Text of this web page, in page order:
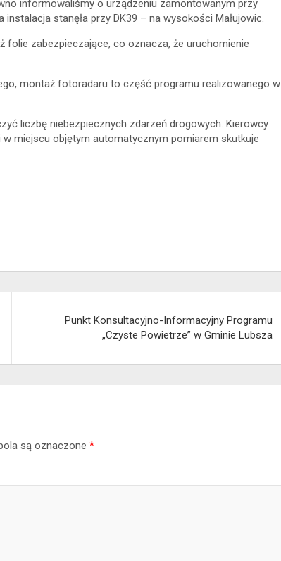
informowaliśmy o urządzeniu zamontowanym przy
stanęła przy DK39 – na wysokości Małujowic.
zabezpieczające, co oznacza, że uruchomienie
montaż fotoradaru to część programu realizowanego w
liczbę niebezpiecznych zdarzeń drogowych. Kierowcy
miejscu objętym automatycznym pomiarem skutkuje
Punkt Konsultacyjno-Informacyjny Programu
„Czyste Powietrze” w Gminie Lubsza
są oznaczone *